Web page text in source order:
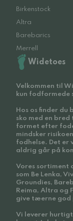
Birkenstock
Altra
Barebarics
Merrell
Widetoes
Velkommen til
kun fodformede
Hos os finder
sko med en
formet efter
mindsker
fodhelse. Det er
aldrig går på
Vores
som Be Lenka,
Groundies,
Reima, Altra og
give tæerne god
Vi leverer